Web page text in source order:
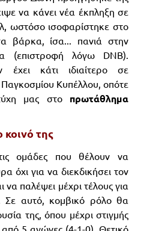
να κάνει νέα έκπληξη σε
ωστόσο ισοφαρίστηκε στο
βάρκα, ίσα... πανιά στην
(επιστροφή λόγω DNB).
κάτι ιδιαίτερο σε
Κυπέλλου, οπότε
μας στο πρωτάθλημα
της
ομάδες που θέλουν να
όχι για να διεκδικήσει τον
να παλέψει μέχρι τέλους για
Σε αυτό, κομβικό ρόλο θα
της, όπου μέχρι στιγμής
από 5 αγώνες (4-1-0). Θετικό